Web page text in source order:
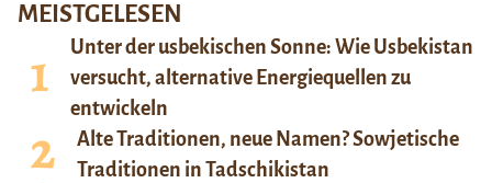
MEISTGELESEN
Unter der usbekischen Sonne: Wie Usbekistan
versucht, alternative Energiequellen zu
entwickeln
Alte Traditionen, neue Namen? Sowjetische
Traditionen in Tadschikistan